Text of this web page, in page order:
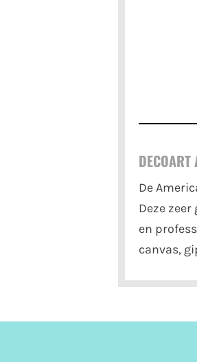
De
Deze
en
canvas,